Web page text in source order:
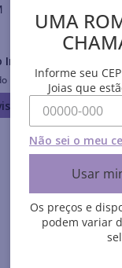
retornar ao estoque
me
UMA
Informe seu
Joias que
Não sei o meu
Usar
Os preços e
podem variar